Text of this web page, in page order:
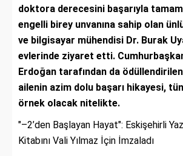
doktora derecesini başarıyla
engelli birey unvanına sahip olan
ve bilgisayar mühendisi Dr. Burak
evlerinde ziyaret etti.
Erdoğan tarafından da
ailenin azim dolu başarı hikayesi,
örnek olacak nitelikte.
"–2’den Başlayan Hayat": Eskişehirli
Kitabını Vali Yılmaz İçin İmzaladı